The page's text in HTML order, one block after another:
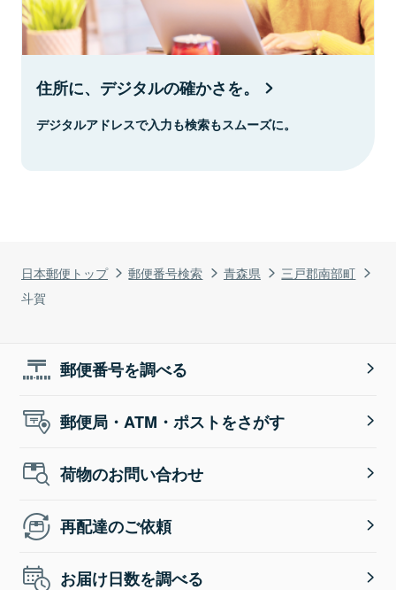
日本郵便トップ 郵便番号検索 青森県
三戸郡南部町
斗賀
住所に、デジタルの確かさを。
デジタルアドレスで入力も検索もスムーズに。
郵便番号を調べる
郵便局・ATM・ポストをさがす
荷物のお問い合わせ
再配達のご依頼
お届け日数を調べる